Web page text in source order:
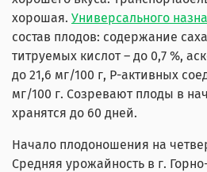
хорошая. Универсального
состав плодов: содержание
титруемых кислот – до 0,7 %,
до 21,6 мг/100 г, Р-активных
мг/100 г. Созревают плоды в
хранятся до 60 дней.
Начало плодоношения на
Средняя урожайность в г.